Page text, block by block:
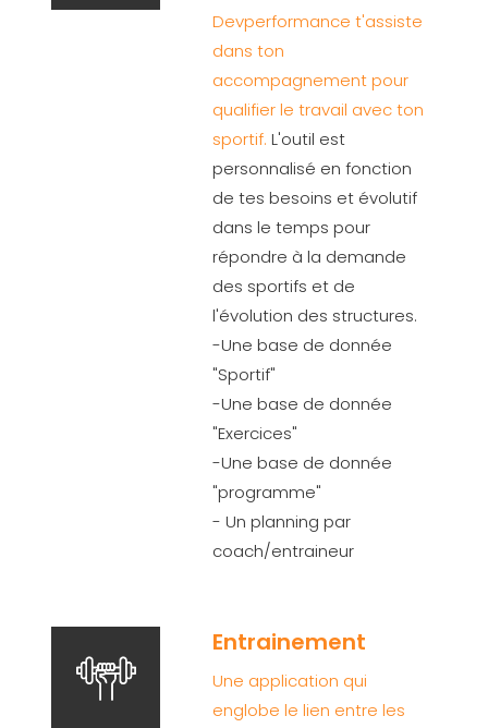
Devperformance t'assiste
dans ton
accompagnement pour
qualifier le travail avec ton
sportif. L'outil est
personnalisé en fonction
de tes besoins et évolutif
dans le temps pour
répondre à la demande
des sportifs et de
l'évolution des structures.
-Une base de donnée
"Sportif"
-Une base de donnée
"Exercices"
-Une base de donnée
"programme"
- Un planning par
coach/entraineur
Entrainement
Une application qui
englobe le lien entre les